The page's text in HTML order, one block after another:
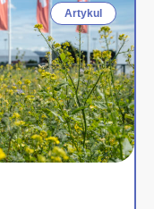
Artykul